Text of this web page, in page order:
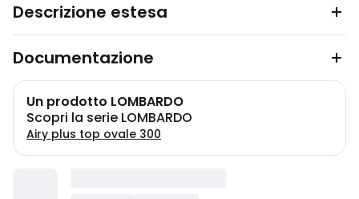
Descrizione estesa
Documentazione
Un prodotto LOMBARDO
Scopri la serie LOMBARDO
Airy plus top ovale 300